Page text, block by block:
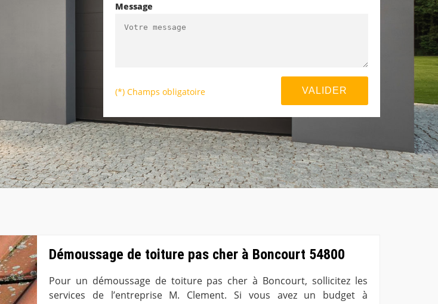
Message
(*) Champs obligatoire
Démoussage de toiture pas cher à Boncourt 54800
Pour un démoussage de toiture pas cher à Boncourt, sollicitez les
services de l’entreprise M. Clement. Si vous avez un budget à